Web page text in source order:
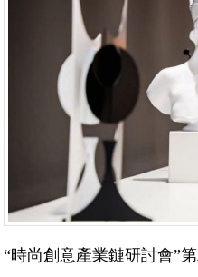
“時尚創意產業鏈研討會”